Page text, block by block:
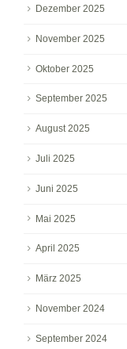
Dezember 2025
November 2025
Oktober 2025
September 2025
August 2025
Juli 2025
Juni 2025
Mai 2025
April 2025
März 2025
November 2024
September 2024